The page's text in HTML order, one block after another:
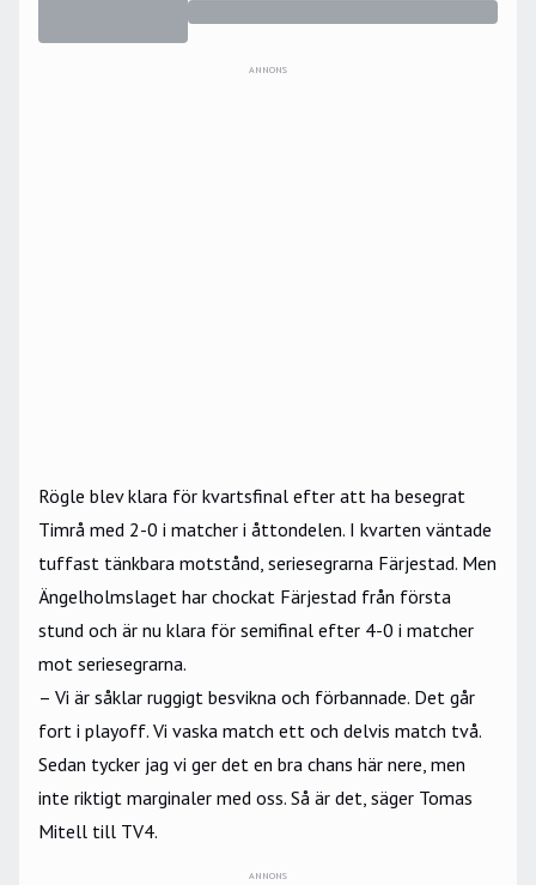
ANNONS
Rögle blev klara för kvartsfinal efter att ha besegrat
Timrå med 2-0 i matcher i åttondelen. I kvarten väntade
tuffast tänkbara motstånd, seriesegrarna Färjestad. Men
Ängelholmslaget har chockat Färjestad från första
stund och är nu klara för semifinal efter 4-0 i matcher
mot seriesegrarna.
– Vi är såklar ruggigt besvikna och förbannade. Det går
fort i playoff. Vi vaska match ett och delvis match två.
Sedan tycker jag vi ger det en bra chans här nere, men
inte riktigt marginaler med oss. Så är det, säger Tomas
Mitell till TV4.
ANNONS